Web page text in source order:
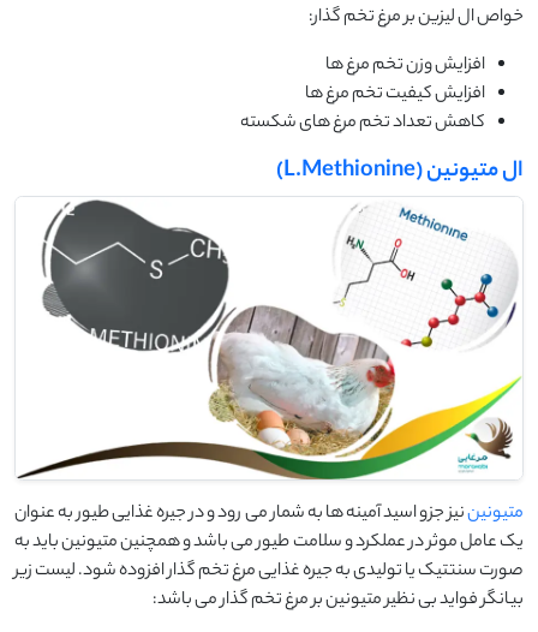
خواص ال لیزین بر مرغ تخم گذار:
افزایش وزن تخم مرغ ها
افزایش کیفیت تخم مرغ ها
کاهش تعداد تخم مرغ های شکسته
ال متیونین (L.Methionine)
متیونیننیز جزو اسید آمینه ها به شمار می رود و در جیره غذایی طیور به عنوان
یک عامل موثر در عملکرد و سلامت طیور می باشد و همچنین متیونین باید به
صورت سنتتیک یا تولیدی به جیره غذایی مرغ تخم گذار افزوده شود. لیست زیر
بیانگر فواید بی نظیر متیونین بر مرغ تخم گذار می باشد: